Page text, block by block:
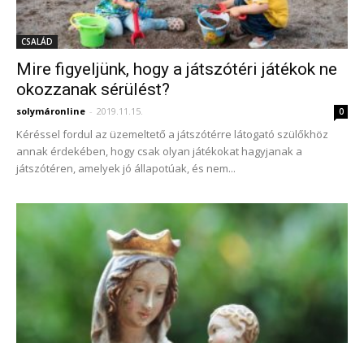
CSALÁD
Mire figyeljünk, hogy a játszótéri játékok ne
okozzanak sérülést?
solymáronline - 2019.11.15. 0
Kéréssel fordul az üzemeltető a játszótérre látogató szülőkhöz
annak érdekében, hogy csak olyan játékokat hagyjanak a
játszótéren, amelyek jó állapotúak, és nem...